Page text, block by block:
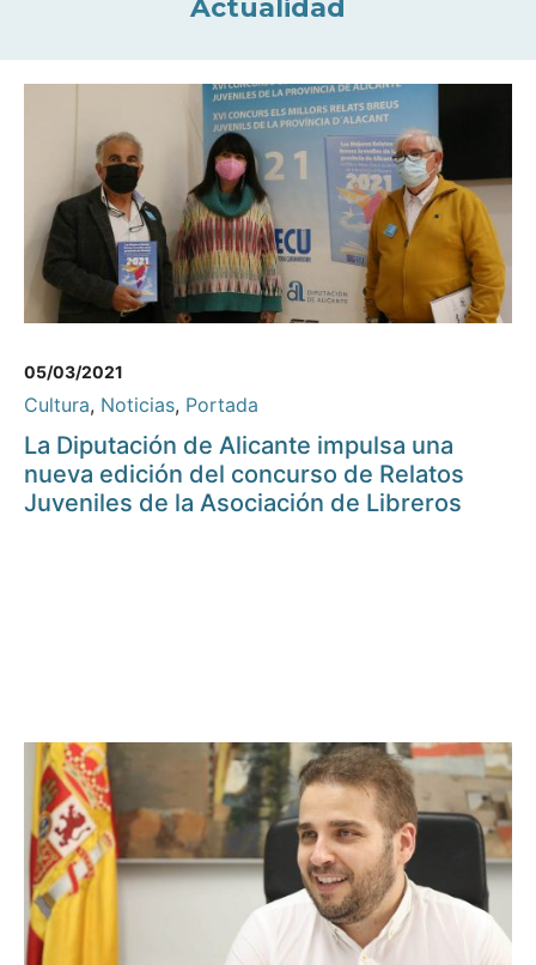
Actualidad
05/03/2021
Cultura, Noticias, Portada
La Diputación de Alicante impulsa una
nueva edición del concurso de Relatos
Juveniles de la Asociación de Libreros